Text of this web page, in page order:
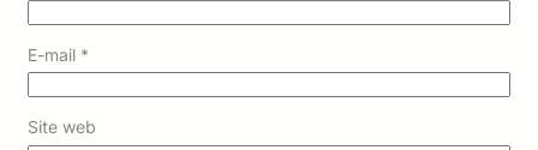
E-mail *
Site web